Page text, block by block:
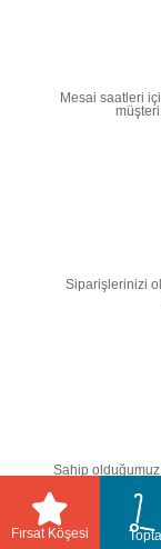
Mesai saatleri
Siparişlerinizi
Sahip
Fırsat Köşesi